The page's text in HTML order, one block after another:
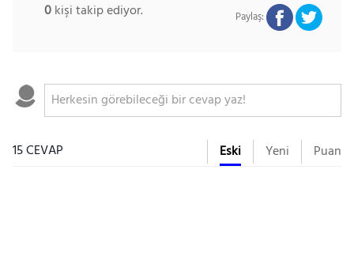
0kişi takip ediyor. Paylaş:
15 CEVAP Eski Yeni Puan